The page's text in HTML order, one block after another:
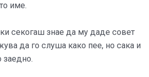
име.
секогаш знае да му даде совет
да го слуша како пее, но сака и
заедно.